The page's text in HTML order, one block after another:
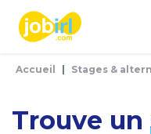
Accueil Stages &
Trouve un
Panneau de gestion des